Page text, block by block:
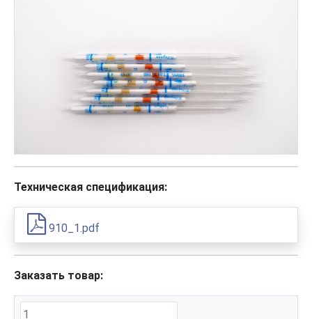
Техническая спецификация:
910_1.pdf
Заказать товар: